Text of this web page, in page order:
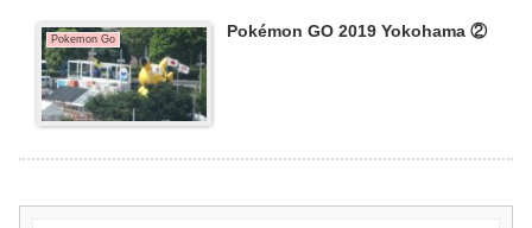
Pokemon Go Pokémon GO 2019 Yokohama ②